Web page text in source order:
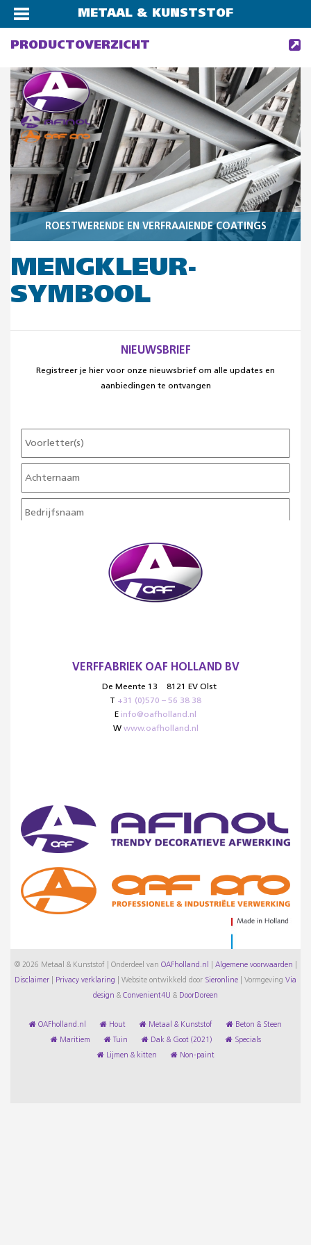
METAAL & KUNSTSTOF
PRODUCTOVERZICHT
ROESTWERENDE EN VERFRAAIENDE COATINGS
MENGKLEUR-
SYMBOOL
NIEUWSBRIEF
Registreer je hier voor onze nieuwsbrief om alle updates en
aanbiedingen te ontvangen
VERFFABRIEK OAF HOLLAND BV
De Meente 13
8121 EV Olst
T +31 (0)570 – 56 38 38
E info@oafholland.nl
W www.oafholland.nl
© 2026 Metaal & Kunststof | Onderdeel van OAFholland.nl Algemene voorwaarden
Disclaimer Privacy verklaring Website ontwikkeld door Sieronline Vormgeving Via
design & Convenient4U & DoorDoreen
OAFholland.nl Hout Metaal & Kunststof Beton & Steen
Maritiem Tuin Dak & Goot (2021) Specials
Lijmen & kitten Non-paint